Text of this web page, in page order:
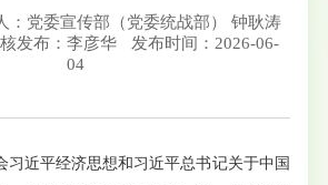
：党委宣传部（党委统战部） 钟耿涛
发布：李彦华
发布时间：2026-06-
04
习近平经济思想和习近平总书记关于中国